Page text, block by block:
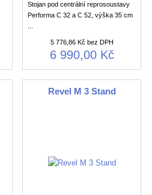
Stojan pod centrální reprosoustavy
Performa C 32 a C 52, výška 35 cm
5 776,86 Kč bez DPH
6 990,00 Kč
Revel M 3 Stand